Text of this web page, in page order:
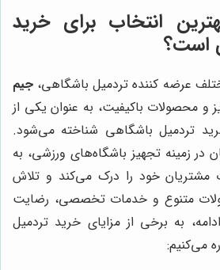
انتخاب برای خرید
است؟
عرضه کننده تردمیل باشگاهی، جیم
و محصولات باکیفیت، به عنوان یکی از
تردمیل باشگاهی شناخته می‌شود.
در زمینه تجهیز باشگاه‌های ورزشی، به
مشتریان خود را درک می‌کند و تلاش
متنوع و خدمات تخصصی، رضایت
به برخی از مزایای خرید تردمیل
می‌کنیم: